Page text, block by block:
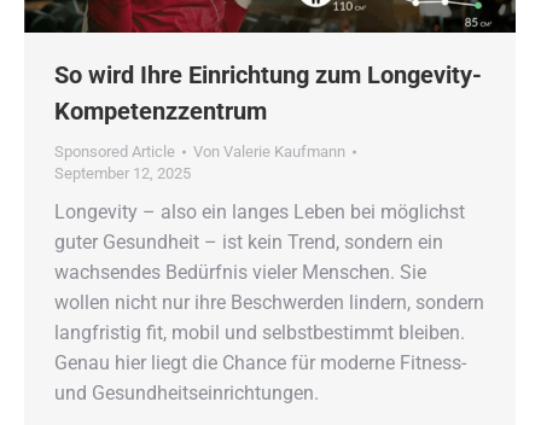
So wird Ihre Einrichtung zum Longevity-
Kompetenzzentrum
Sponsored Article Von Valerie Kaufmann
September 12, 2025
Longevity – also ein langes Leben bei möglichst
guter Gesundheit – ist kein Trend, sondern ein
wachsendes Bedürfnis vieler Menschen. Sie
wollen nicht nur ihre Beschwerden lindern, sondern
langfristig fit, mobil und selbstbestimmt bleiben.
Genau hier liegt die Chance für moderne Fitness-
und Gesundheitseinrichtungen.